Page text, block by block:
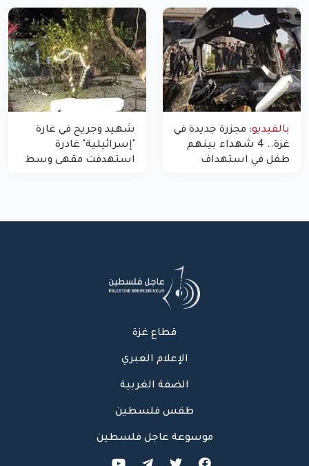
غزة
بالفيديو: مجزرة جديدة في
غزة.. 4 شهداء بينهم
طفل في استهداف
شهيد وجريح في غارة
"إسرائيلية" غادرة
استهدفت مقهى وسط
قطاع غزة
الإعلام العبري
الضفة الغربية
طقس فلسطين
موسوعة عاجل فلسطين